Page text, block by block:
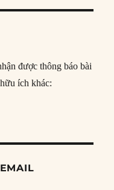
được thông báo bài
ích khác: